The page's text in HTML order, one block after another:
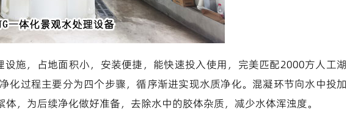
设施，占地面积小，安装便捷，能快速投入使用，完美匹配2000方人工湖
化过程主要分为四个步骤，循序渐进实现水质净化。混凝环节向水中投加
，为后续净化做好准备，去除水中的胶体杂质，减少水体浑浊度。